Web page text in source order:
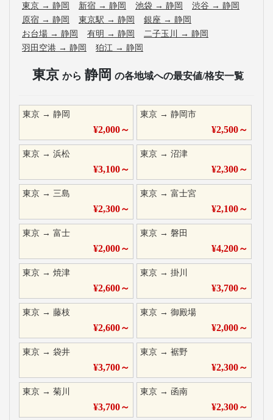
東京 → 静岡 新宿 → 静岡 池袋 → 静岡 渋谷 → 静岡
原宿 → 静岡 東京駅 → 静岡 銀座 → 静岡
お台場 → 静岡 有明 → 静岡 二子玉川 → 静岡
羽田空港 → 静岡 狛江 → 静岡
東京 から 静岡 の各地域への最安値/格安一覧
東京 → 静岡
¥2,000～
東京 →静岡市
¥2,500～
東京 → 浜松
¥3,100～
東京 →沼津
¥2,300～
東京 → 三島
¥2,300～
東京 →富士宮
¥2,100～
東京 → 富士
¥2,000～
東京 →磐田
¥4,200～
東京 → 焼津
¥2,600～
東京 →掛川
¥3,700～
東京 → 藤枝
¥2,600～
東京 →御殿場
¥2,000～
東京 → 袋井
¥3,700～
東京 →裾野
¥2,300～
東京 → 菊川
¥3,700～
東京 → 函南
¥2,300～